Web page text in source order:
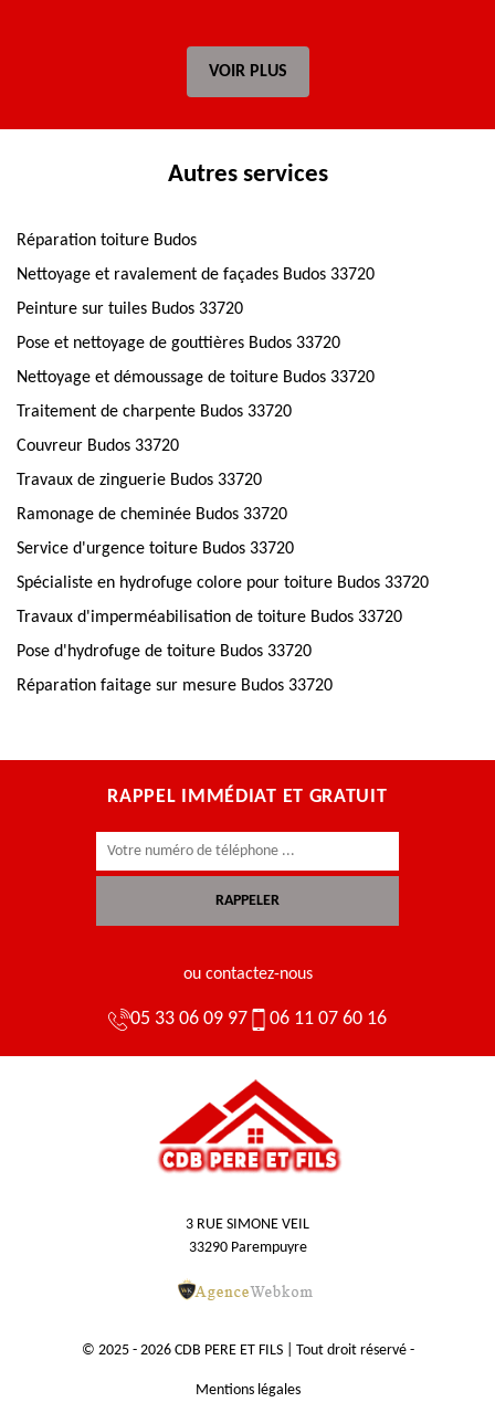
VOIR PLUS
Autres services
Réparation toiture Budos
Nettoyage et ravalement de façades Budos 33720
Peinture sur tuiles Budos 33720
Pose et nettoyage de gouttières Budos 33720
Nettoyage et démoussage de toiture Budos 33720
Traitement de charpente Budos 33720
Couvreur Budos 33720
Travaux de zinguerie Budos 33720
Ramonage de cheminée Budos 33720
Service d'urgence toiture Budos 33720
Spécialiste en hydrofuge colore pour toiture Budos 33720
Travaux d'imperméabilisation de toiture Budos 33720
Pose d'hydrofuge de toiture Budos 33720
Réparation faitage sur mesure Budos 33720
RAPPEL IMMÉDIAT ET GRATUIT
ou contactez-nous
05 33 06 09 97 06 11 07 60 16
3 RUE SIMONE VEIL
33290 Parempuyre
© 2025 - 2026 CDB PERE ET FILS | Tout droit réservé -
Mentions légales